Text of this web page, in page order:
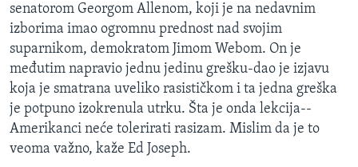
senatorom Georgom Allenom, koji je na nedavnim
izborima imao ogromnu prednost nad svojim
suparnikom, demokratom Jimom Webom. On je
međutim napravio jednu jedinu grešku-dao je izjavu
koja je smatrana uveliko rasističkom i ta jedna greška
je potpuno izokrenula utrku. Šta je onda lekcija--
Amerikanci neće tolerirati rasizam. Mislim da je to
veoma važno, kaže Ed Joseph.